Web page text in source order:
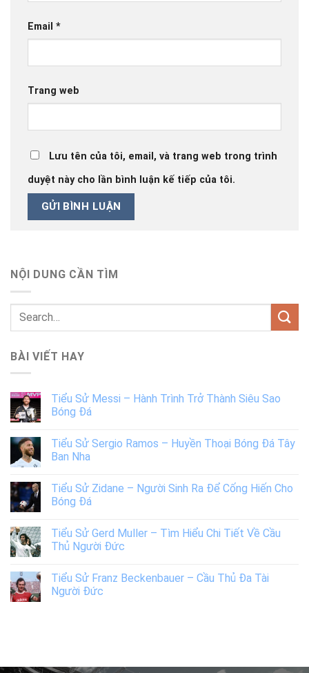
Email *
Trang web
Lưu tên của tôi, email, và trang web trong trình
duyệt này cho lần bình luận kế tiếp của tôi.
NỘI DUNG CẦN TÌM
BÀI VIẾT HAY
Tiểu Sử Messi – Hành Trình Trở Thành Siêu Sao
Bóng Đá
Tiểu Sử Sergio Ramos – Huyền Thoại Bóng Đá Tây
Ban Nha
Tiểu Sử Zidane – Người Sinh Ra Để Cống Hiến Cho
Bóng Đá
Tiểu Sử Gerd Muller – Tìm Hiểu Chi Tiết Về Cầu
Thủ Người Đức
Tiểu Sử Franz Beckenbauer – Cầu Thủ Đa Tài
Người Đức